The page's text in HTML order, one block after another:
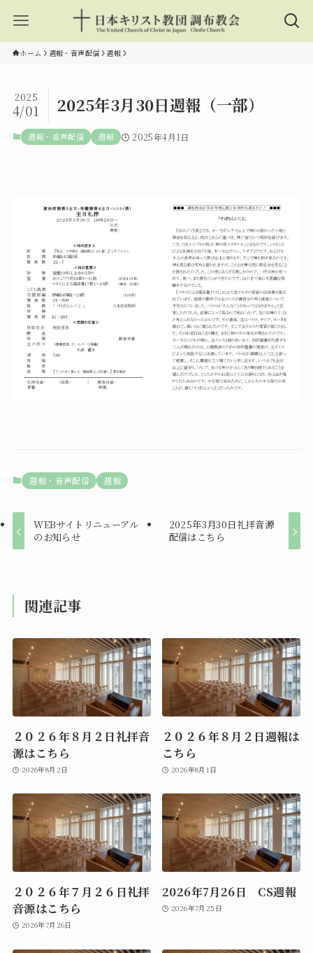
ホーム 週報・音声配信 週報
2025年3月30日週報（一部）
2025
4/01
週報・音声配信 週報 2025年4月1日
週報・音声配信 週報
WEBサイトリニューアル
のお知らせ
2025年3月30日礼拝音源
配信はこちら
関連記事
２０２６年８月２日礼拝音
源はこちら
2026年8月2日
２０２６年８月２日週報は
こちら
2026年8月1日
２０２６年７月２６日礼拝
音源はこちら
2026年7月26日
2026年7月26日 CS週報
2026年7月25日